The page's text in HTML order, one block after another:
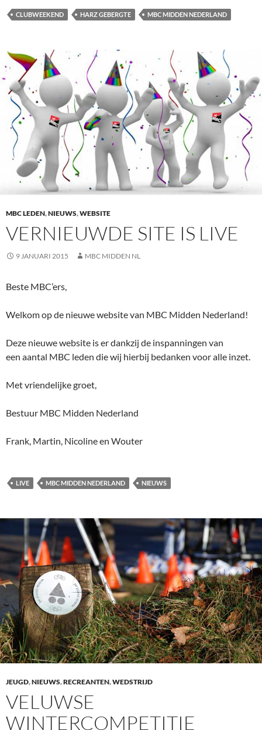
CLUBWEEKEND HARZ GEBERGTE MBC MIDDEN NEDERLAND
MBC LEDEN,NIEUWS,WEBSITE
VERNIEUWDE SITE IS LIVE
9 JANUARI 2015 MBC MIDDEN NL
Beste MBC’ers,
Welkom op de nieuwe website van MBC Midden Nederland!
Deze nieuwe website is er dankzij de inspanningen van
een aantal MBC leden die wij hierbij bedanken voor alle inzet.
Met vriendelijke groet,
Bestuur MBC Midden Nederland
Frank, Martin, Nicoline en Wouter
LIVE MBC MIDDEN NEDERLAND NIEUWS
JEUGD,NIEUWS,RECREANTEN,WEDSTRIJD
VELUWSE
WINTERCOMPETITIE